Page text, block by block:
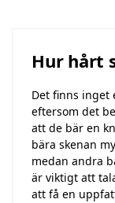
Hur hårt
Det finns inget
eftersom det
att de bär en
bära skenan
medan andra
är viktigt att
att få en